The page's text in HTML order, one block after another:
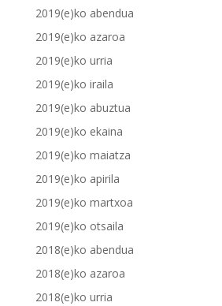
2019(e)ko abendua
2019(e)ko azaroa
2019(e)ko urria
2019(e)ko iraila
2019(e)ko abuztua
2019(e)ko ekaina
2019(e)ko maiatza
2019(e)ko apirila
2019(e)ko martxoa
2019(e)ko otsaila
2018(e)ko abendua
2018(e)ko azaroa
2018(e)ko urria